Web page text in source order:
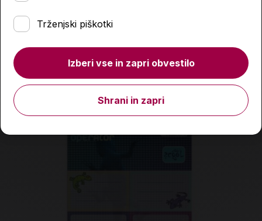
Količina
Podobni izdelki
Trženjski piškotki
Izberi vse in zapri obvestilo
Shrani in zapri